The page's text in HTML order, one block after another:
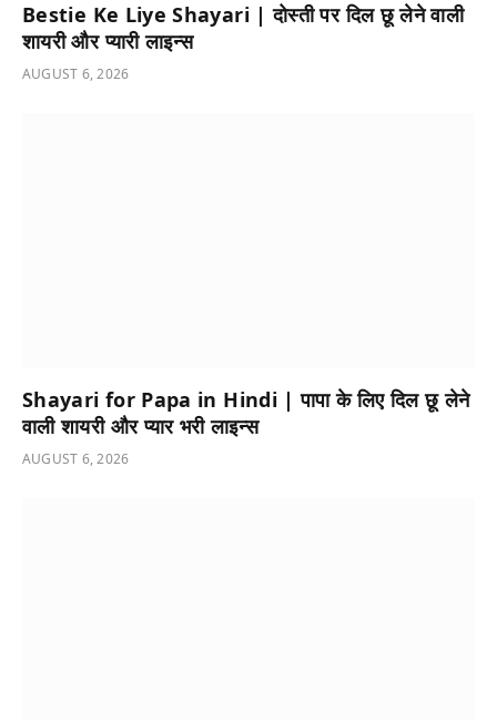
Bestie Ke Liye Shayari | दोस्ती पर दिल छू लेने वाली
शायरी और प्यारी लाइन्स
AUGUST 6, 2026
Shayari for Papa in Hindi | पापा के लिए दिल छू लेने
वाली शायरी और प्यार भरी लाइन्स
AUGUST 6, 2026